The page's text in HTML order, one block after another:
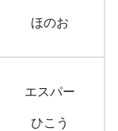
ほのお
エスパー
ひこう